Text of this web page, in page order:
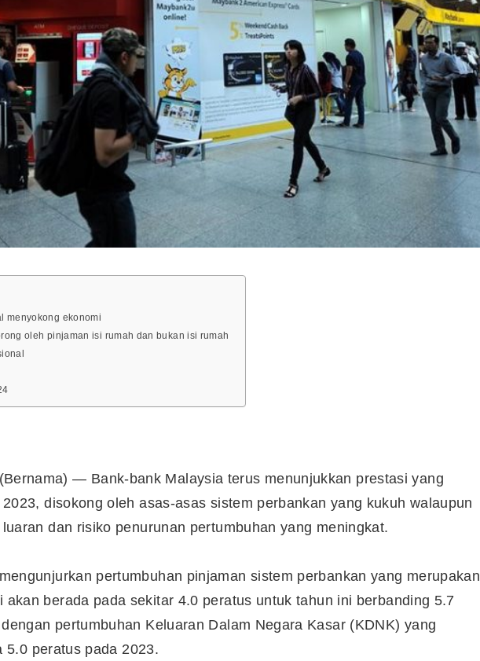
menyokong ekonomi
oleh pinjaman isi rumah dan bukan isi rumah
— Bank-bank Malaysia terus menunjukkan prestasi yang
disokong oleh asas-asas sistem perbankan yang kukuh walaupun
dan risiko penurunan pertumbuhan yang meningkat.
pertumbuhan pinjaman sistem perbankan yang merupakan
akan berada pada sekitar 4.0 peratus untuk tahun ini berbanding 5.7
pertumbuhan Keluaran Dalam Negara Kasar (KDNK) yang
5.0 peratus pada 2023.